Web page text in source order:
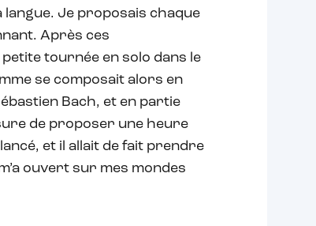
Je proposais chaque
Après ces
tournée en solo dans le
se composait alors en
Bach, et en partie
de proposer une heure
et il allait de fait prendre
ouvert sur mes mondes